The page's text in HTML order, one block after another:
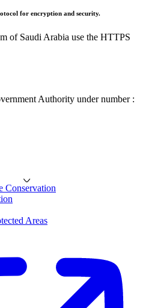
for encryption and security.
of Saudi Arabia use the HTTPS
Authority under number :
Conservation
Areas